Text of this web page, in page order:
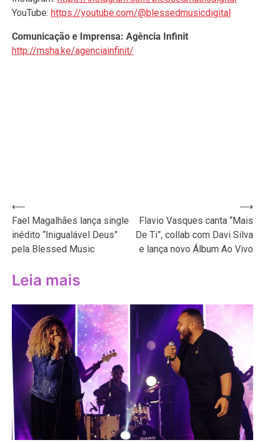
YouTube: https://youtube.com/@blessedmusicdigital
Comunicação e Imprensa: Agência Infinit
http://msha.ke/agenciainfinit/
Navegação
de
Post
⟵
Fael Magalhães lança single
inédito “Inigualável Deus”
pela Blessed Music
Flavio Vasques canta “Mais
De Ti”, collab com Davi Silva
e lança novo Álbum Ao Vivo
⟶
Leia mais